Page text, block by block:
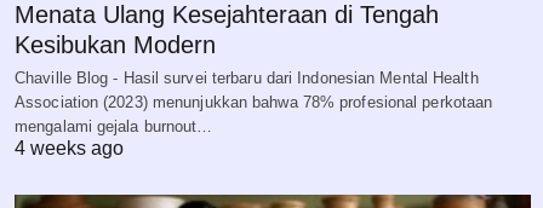
Menata Ulang Kesejahteraan di Tengah
Kesibukan Modern
Chaville Blog - Hasil survei terbaru dari Indonesian Mental Health
Association (2023) menunjukkan bahwa 78% profesional perkotaan
mengalami gejala burnout…
4 weeks ago